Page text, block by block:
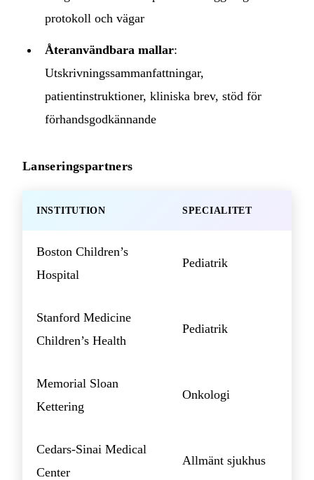
protokoll och vägar
Återanvändbara mallar:
Utskrivningssammanfattningar,
patientinstruktioner, kliniska brev, stöd för
förhandsgodkännande
Lanseringspartners
INSTITUTION SPECIALITET
Boston Children’s
Hospital
Pediatrik
Stanford Medicine
Children’s Health
Pediatrik
Memorial Sloan
Kettering
Onkologi
Cedars-Sinai Medical
Center
Allmänt sjukhus